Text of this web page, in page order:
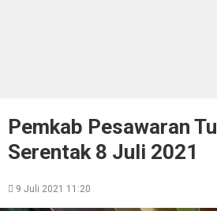
Pemkab Pesawaran
Serentak 8 Juli 2021
9 Juli 2021 11:20